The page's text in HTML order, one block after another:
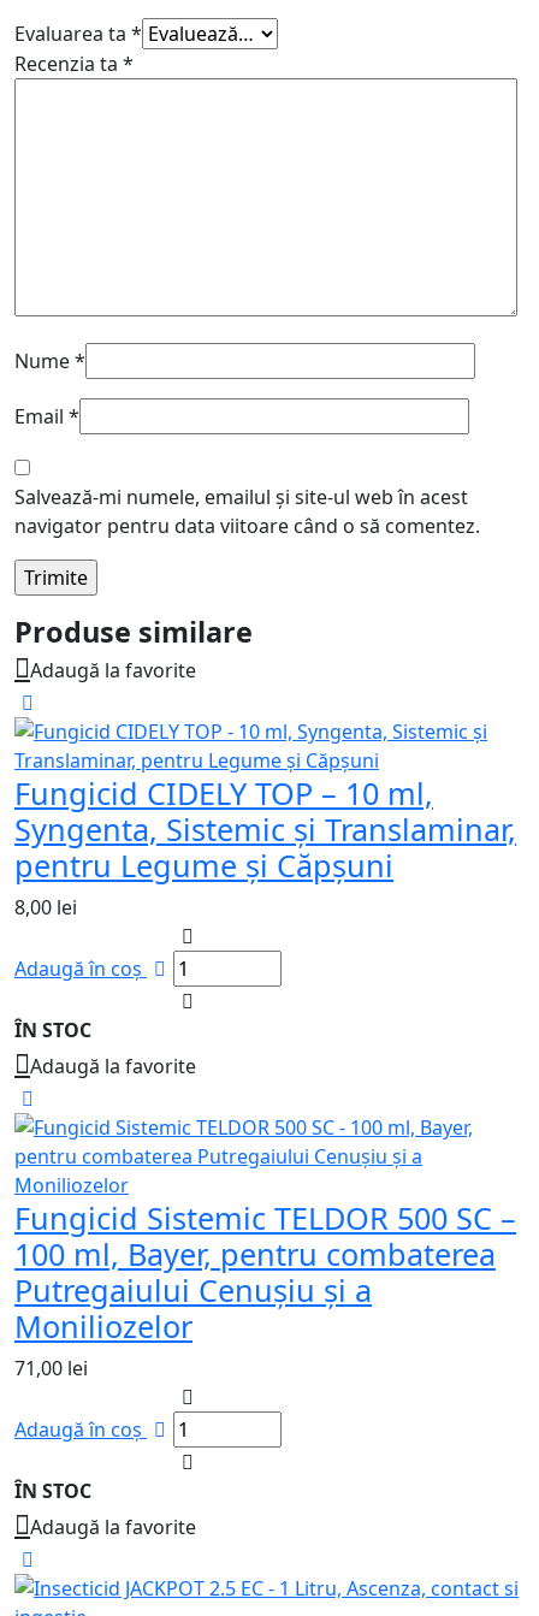
Evaluarea ta *
Recenzia ta *
Nume*
Email *
Salvează-mi numele, emailul și site-ul web în acest
navigator pentru data viitoare când o să comentez.
Produse similare
Adaugă la favorite
Fungicid CIDELY TOP – 10 ml,
Syngenta, Sistemic și Translaminar,
pentru Legume și Căpșuni
8,00 lei
Adaugă în coș
ÎN STOC
Adaugă la favorite
Fungicid Sistemic TELDOR 500 SC –
100 ml, Bayer, pentru combaterea
Putregaiului Cenușiu și a
Moniliozelor
71,00 lei
Adaugă în coș
ÎN STOC
Adaugă la favorite